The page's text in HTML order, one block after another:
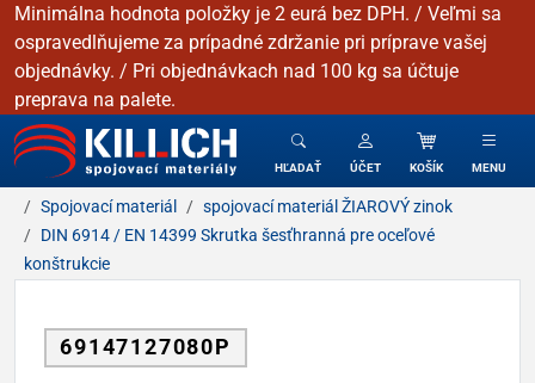
Minimálna hodnota položky je 2 eurá bez DPH. / Veľmi sa
ospravedlňujeme za prípadné zdržanie pri príprave vašej
objednávky. / Pri objednávkach nad 100 kg sa účtuje
preprava na palete.
KILLICH - Spojovacie materiály
HĽADAŤ ÚČET KOŠÍK MENU
Spojovací materiál
spojovací materiál ŽIAROVÝ zinok
DIN 6914 / EN 14399 Skrutka šesťhranná pre oceľové
konštrukcie
69147127080P